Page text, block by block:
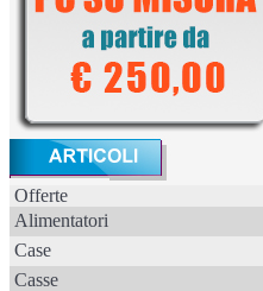
Offerte
Alimentatori
Case
Casse